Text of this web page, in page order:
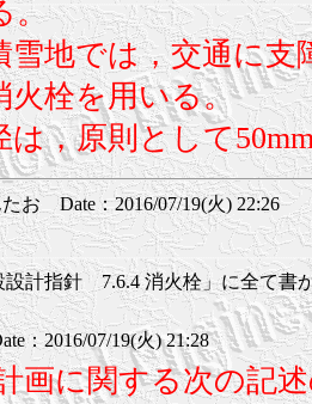
。
地では，交通に支
火栓を用いる。
，原則として
お Date：2016/07/19(火) 22:26
計指針 7.6.4 消火栓」に全て書
2016/07/19(火) 21:28
画に関する次の記